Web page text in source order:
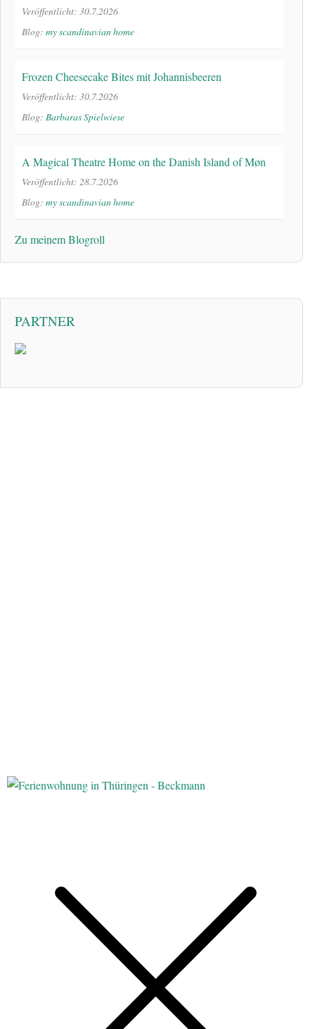
Veröffentlicht: 30.7.2026
Blog: my scandinavian home
Frozen Cheesecake Bites mit Johannisbeeren
Veröffentlicht: 30.7.2026
Blog: Barbaras Spielwiese
A Magical Theatre Home on the Danish Island of Møn
Veröffentlicht: 28.7.2026
Blog: my scandinavian home
Zu meinem Blogroll
PARTNER